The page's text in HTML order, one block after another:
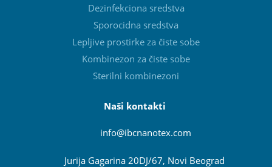
Dezinfekciona sredstva
Sporocidna sredstva
Lepljive prostirke za čiste sobe
Kombinezon za čiste sobe
Sterilni kombinezoni
Naši kontakti
info@ibcnanotex.com
Jurija Gagarina 20DJ/67, Novi Beograd